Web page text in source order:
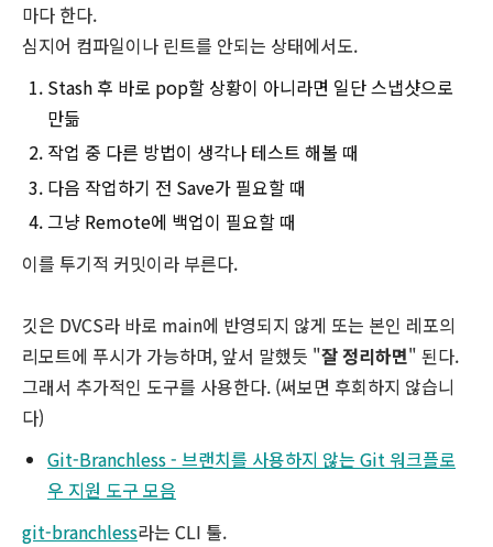
마다 한다.
심지어 컴파일이나 린트를 안되는 상태에서도.
Stash 후 바로 pop할 상황이 아니라면 일단 스냅샷으로
만듦
작업 중 다른 방법이 생각나 테스트 해볼 때
다음 작업하기 전 Save가 필요할 때
그냥 Remote에 백업이 필요할 때
이를 투기적 커밋이라 부른다.
깃은 DVCS라 바로 main에 반영되지 않게 또는 본인 레포의
리모트에 푸시가 가능하며, 앞서 말했듯 "잘 정리하면" 된다.
그래서 추가적인 도구를 사용한다. (써보면 후회하지 않습니
다)
Git-Branchless - 브랜치를 사용하지 않는 Git 워크플로
우 지원 도구 모음
git-branchless라는 CLI 툴.